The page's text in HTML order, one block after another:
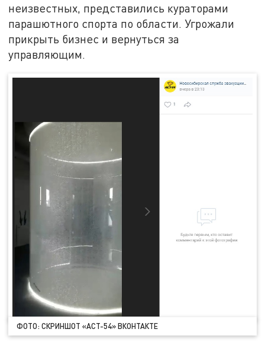
неизвестных, представились кураторами
парашютного спорта по области. Угрожали
прикрыть бизнес и вернуться за
управляющим.
ФОТО: СКРИНШОТ «АСТ-54» ВКОНТАКТЕ